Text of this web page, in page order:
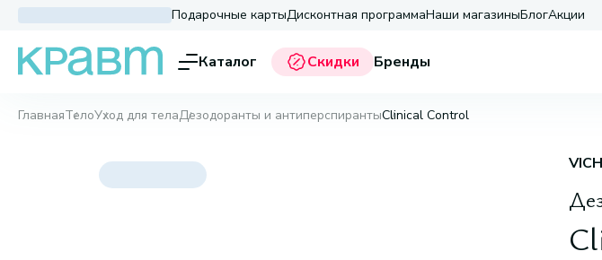
Подарочные картыДисконтная программаНаши магазиныБлогАкции
Каталог Скидки Бренды
ГлавнаяТелоУход для телаДезодоранты и антиперспирантыClinical Control